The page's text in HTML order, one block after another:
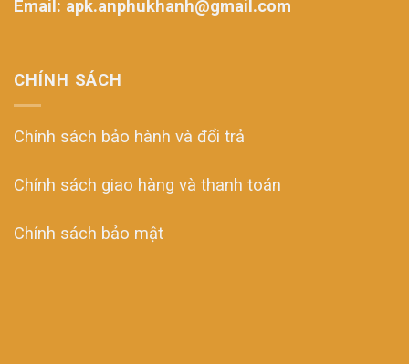
Email: apk.anphukhanh@gmail.com
CHÍNH SÁCH
Chính sách bảo hành và đổi trả
Chính sách giao hàng và thanh toán
Chính sách bảo mật